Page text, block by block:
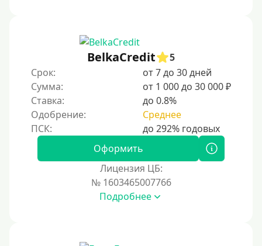
BelkaCredit
5
Срок:
от 7 до 30 дней
Сумма:
от 1 000 до 30 000 ₽
Ставка:
до 0.8%
Одобрение:
Среднее
Оформить
Лицензия ЦБ:
№ 1603465007766
Подробнее